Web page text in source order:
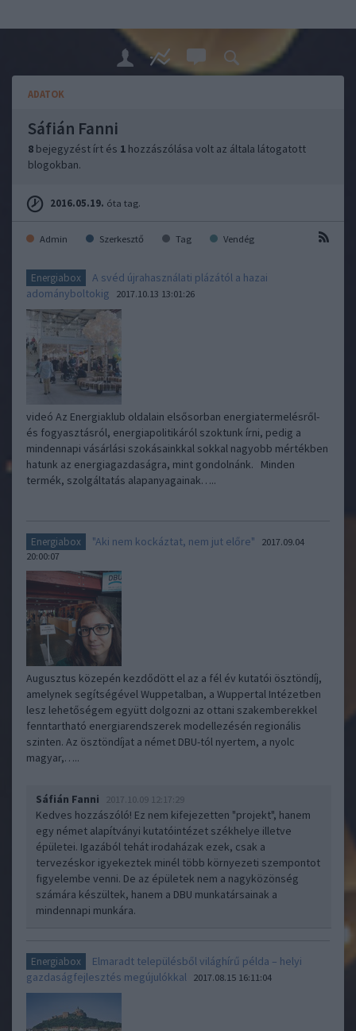
ADATOK
Sáfián Fanni
8 bejegyzést írt és 1 hozzászólása volt az általa látogatott
blogokban.
2016.05.19. óta tag.
Admin Szerkesztő Tag Vendég
Energiabox
A svéd újrahasználati plázától a hazai
adományboltokig
2017.10.13 13:01:26
videó Az Energiaklub oldalain elsősorban energiatermelésről-
és fogyasztásról, energiapolitikáról szoktunk írni, pedig a
mindennapi vásárlási szokásainkkal sokkal nagyobb mértékben
hatunk az energiagazdaságra, mint gondolnánk. Minden
termék, szolgáltatás alapanyagainak…..
Energiabox "Aki nem kockáztat, nem jut előre"
2017.09.04
20:00:07
Augusztus közepén kezdődött el az a fél év kutatói ösztöndíj,
amelynek segítségével Wuppetalban, a Wuppertal Intézetben
lesz lehetőségem együtt dolgozni az ottani szakemberekkel
fenntartható energiarendszerek modellezésén regionális
szinten. Az ösztöndíjat a német DBU-tól nyertem, a nyolc
magyar,…..
Sáfián Fanni 2017.10.09 12:17:29
Kedves hozzászóló! Ez nem kifejezetten "projekt", hanem
egy német alapítványi kutatóintézet székhelye illetve
épületei. Igazából tehát irodaházak ezek, csak a
tervezéskor igyekeztek minél több környezeti szempontot
figyelembe venni. De az épületek nem a nagyközönség
számára készültek, hanem a DBU munkatársainak a
mindennapi munkára.
Energiabox
Elmaradt településből világhírű példa – helyi
gazdaságfejlesztés megújulókkal 2017.08.15 16:11:04